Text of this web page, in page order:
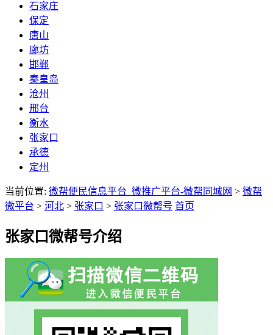
石家庄
保定
唐山
廊坊
邯郸
秦皇岛
沧州
邢台
衡水
张家口
承德
定州
当前位置: 微帮便民信息平台_微推广平台-微帮同城网 > 微帮
微平台 > 河北 > 张家口 > 张家口微帮号 首页
张家口微帮号介绍